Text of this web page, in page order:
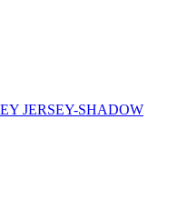
JERSEY-SHADOW